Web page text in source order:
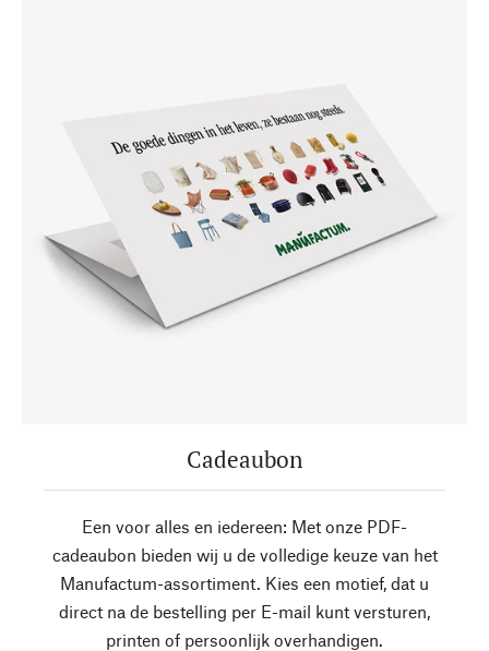
Cadeaubon
Een voor alles en iedereen: Met onze PDF-
cadeaubon bieden wij u de volledige keuze van het
Manufactum-assortiment. Kies een motief, dat u
direct na de bestelling per E-mail kunt versturen,
printen of persoonlijk overhandigen.